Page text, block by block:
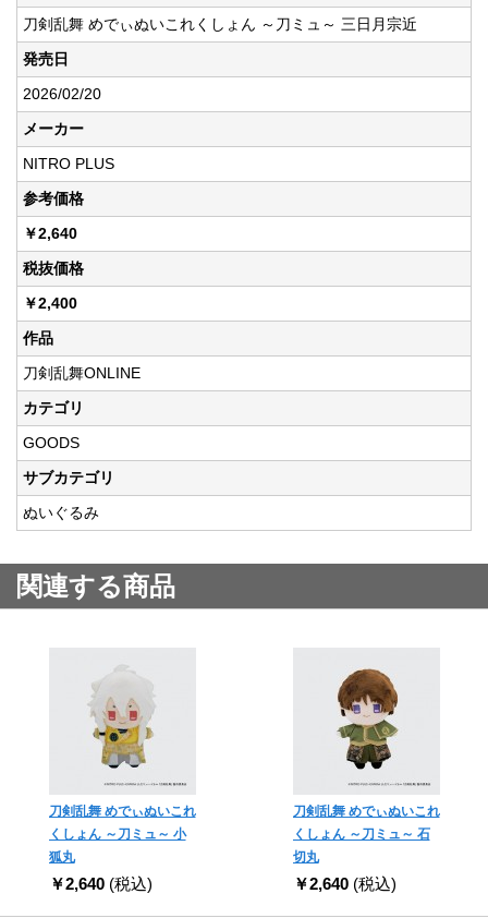
刀剣乱舞 めでぃぬいこれくしょん ～刀ミュ～ 三日月宗近
発売日
2026/02/20
メーカー
NITRO PLUS
参考価格
￥2,640
税抜価格
￥2,400
作品
刀剣乱舞ONLINE
カテゴリ
GOODS
サブカテゴリ
ぬいぐるみ
関連する商品
刀剣乱舞 めでぃぬいこれ
くしょん ～刀ミュ～ 小
狐丸
￥2,640 (税込)
刀剣乱舞 めでぃぬいこれ
くしょん ～刀ミュ～ 石
切丸
￥2,640 (税込)